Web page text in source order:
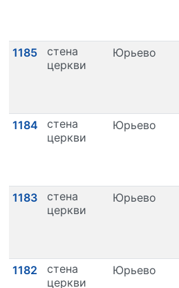
1185
стена
церкви
Юрьево
1184
стена
церкви
Юрьево
1183
стена
церкви
Юрьево
1182
стена
церкви
Юрьево